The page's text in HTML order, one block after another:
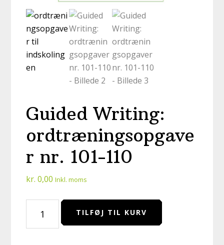
Guided Writing:
ordtræningsopgave
r nr. 101-110
kr. 0,00 Inkl. moms
Writing:
ordtræningsopgaver
TILFØJ TIL KURV